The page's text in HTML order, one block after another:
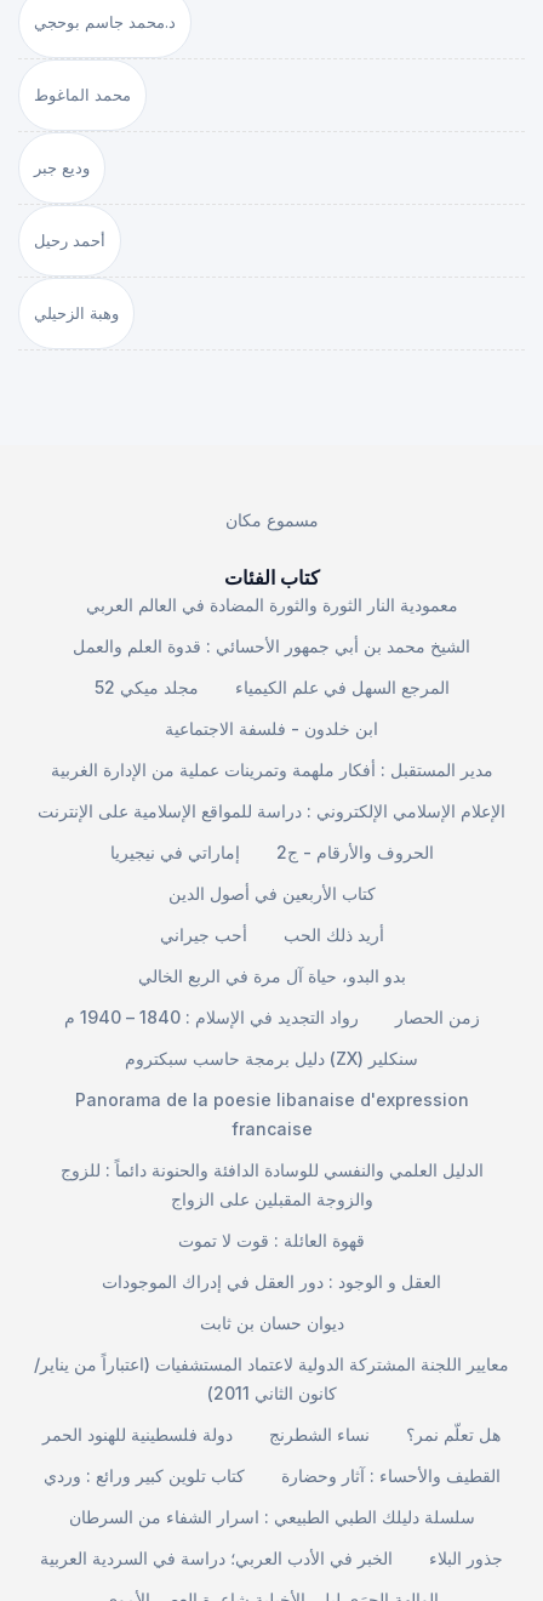
د.محمد جاسم بوحجي
محمد الماغوط
وديع جبر
أحمد رحيل
وهبة الزحيلي
مسموع مكان
كتاب الفئات
معمودية النار الثورة والثورة المضادة في العالم العربي
الشيخ محمد بن أبي جمهور الأحسائي : قدوة العلم والعمل
مجلد ميكي 52
المرجع السهل في علم الكيمياء
ابن خلدون - فلسفة الاجتماعية
مدير المستقبل : أفكار ملهمة وتمرينات عملية من الإدارة الغربية
الإعلام الإسلامي الإلكتروني : دراسة للمواقع الإسلامية على الإنترنت
إماراتي في نيجيريا
الحروف والأرقام - ج2
كتاب الأربعين في أصول الدين
أحب جيراني
أريد ذلك الحب
بدو البدو، حياة آل مرة في الربع الخالي
رواد التجديد في الإسلام : 1840 – 1940 م
زمن الحصار
دليل برمجة حاسب سبكتروم (ZX) سنكلير
Panorama de la poesie libanaise d'expression
francaise
الدليل العلمي والنفسي للوسادة الدافئة والحنونة دائماً : للزوج
والزوجة المقبلين على الزواج
قهوة العائلة : قوت لا تموت
العقل و الوجود : دور العقل في إدراك الموجودات
ديوان حسان بن ثابت
معايير اللجنة المشتركة الدولية لاعتماد المستشفيات (اعتباراً من يناير/
كانون الثاني 2011)
دولة فلسطينية للهنود الحمر
نساء الشطرنج
هل تعلّم نمر؟
كتاب تلوين كبير ورائع : وردي
القطيف والأحساء : آثار وحضارة
سلسلة دليلك الطبي الطبيعي : اسرار الشفاء من السرطان
الخبر في الأدب العربي؛ دراسة في السردية العربية
جذور البلاء